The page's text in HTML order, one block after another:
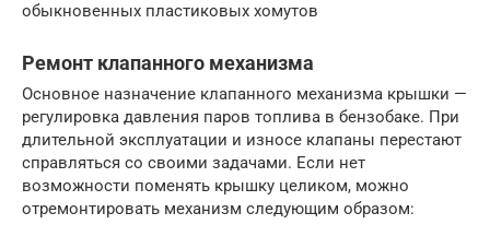
обыкновенных пластиковых хомутов
Ремонт клапанного механизма
Основное назначение клапанного механизма крышки —
регулировка давления паров топлива в бензобаке. При
длительной эксплуатации и износе клапаны перестают
справляться со своими задачами. Если нет
возможности поменять крышку целиком, можно
отремонтировать механизм следующим образом: